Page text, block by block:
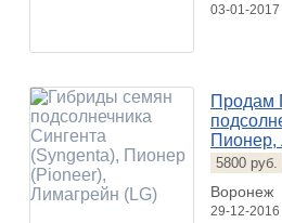
03-01-2017
Продам
Пионер,
5800 руб.
Воронеж
29-12-2016